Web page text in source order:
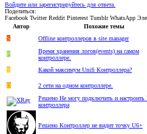
Войдите или зарегистрируйтесь для ответа.
Поделиться:
Facebook Twitter Reddit Pinterest Tumblr WhatsApp
Автор
Похожие темы
S
Offline контроллеров в site manager
P
Время хранения логов(events) на самом
контроллере.
S
Какой максимум Unifi Контроллера?
D
2 сети на одном контроллере.
Решено Не могу подключить и настроить
контроллера
Решено Контроллер не видит точку U6+